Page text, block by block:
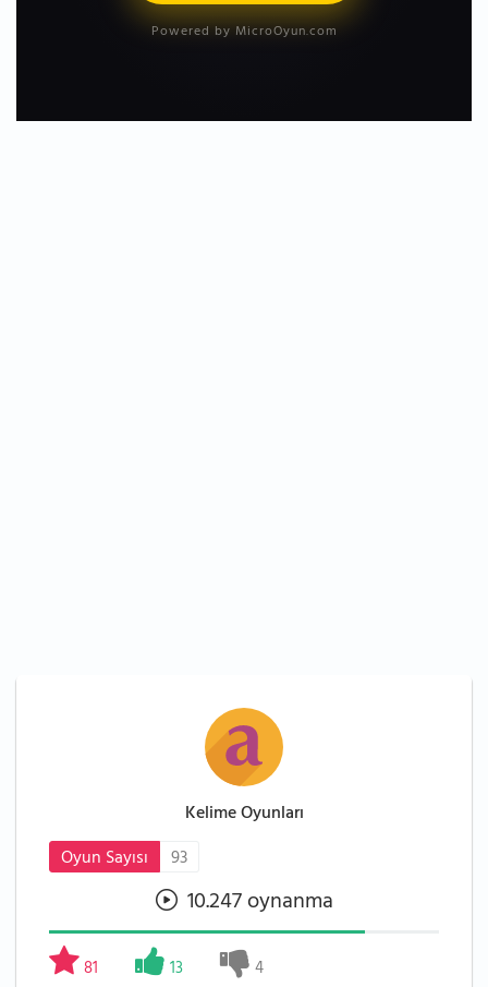
Powered by MicroOyun.com
Kelime Oyunları
Oyun Sayısı
93
10.247 oynanma
81 13 4